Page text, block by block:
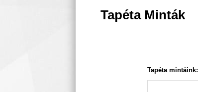
Tapéta Minták
Tapéta mintáink: